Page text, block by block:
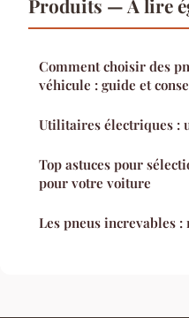
Produits — À lire
Comment choisir des
véhicule : guide et
Utilitaires électriques :
Top astuces pour
pour votre voiture
Les pneus increvables